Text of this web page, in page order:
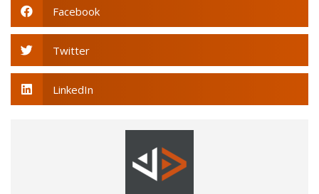
Facebook
Twitter
LinkedIn